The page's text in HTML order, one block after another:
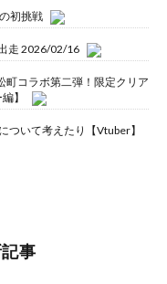
初挑戦
走 2026/02/16
町コラボ第二弾！限定クリア
】
ついて考えたり【Vtuber】
事